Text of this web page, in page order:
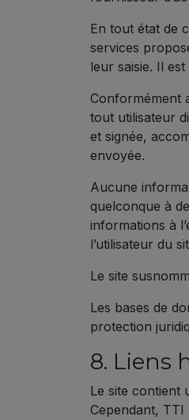
En tout état de
services
leur saisie. Il
Conformément
tout utilisateur
et signée,
envoyée.
Aucune
quelconque à
informations à
l’utilisateur du
Le site
Les bases de
protection
8. Liens
Le site contient
Cependant, TTI